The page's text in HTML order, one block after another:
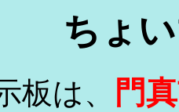
ちょ
板は、
門